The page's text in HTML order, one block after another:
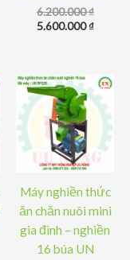
6.200.000₫Giá
gốc
5.600.000₫Giá
Máy nghiền thức
ăn chăn nuôi mini
gia đình – nghiền
16 búa UN